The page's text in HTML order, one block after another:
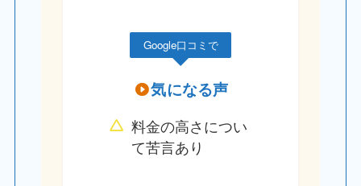
Google口コミで
気になる声
料金の高さについ
て苦言あり